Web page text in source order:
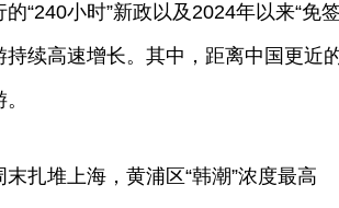
小时”新政以及2024年以来“免
持续高速增长。其中，距离中国更近
堆上海，黄浦区“韩潮”浓度最高